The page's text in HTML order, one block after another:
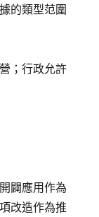
的類型范圍
；行政允許
闢應用作為
改造作為推